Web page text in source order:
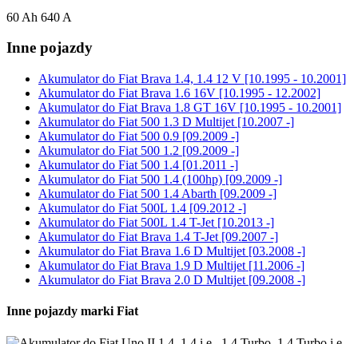
60 Ah 640 A
Inne pojazdy
Akumulator do Fiat Brava 1.4, 1.4 12 V [10.1995 - 10.2001]
Akumulator do Fiat Brava 1.6 16V [10.1995 - 12.2002]
Akumulator do Fiat Brava 1.8 GT 16V [10.1995 - 10.2001]
Akumulator do Fiat 500 1.3 D Multijet [10.2007 -]
Akumulator do Fiat 500 0.9 [09.2009 -]
Akumulator do Fiat 500 1.2 [09.2009 -]
Akumulator do Fiat 500 1.4 [01.2011 -]
Akumulator do Fiat 500 1.4 (100hp) [09.2009 -]
Akumulator do Fiat 500 1.4 Abarth [09.2009 -]
Akumulator do Fiat 500L 1.4 [09.2012 -]
Akumulator do Fiat 500L 1.4 T-Jet [10.2013 -]
Akumulator do Fiat Brava 1.4 T-Jet [09.2007 -]
Akumulator do Fiat Brava 1.6 D Multijet [03.2008 -]
Akumulator do Fiat Brava 1.9 D Multijet [11.2006 -]
Akumulator do Fiat Brava 2.0 D Multijet [09.2008 -]
Inne pojazdy marki Fiat